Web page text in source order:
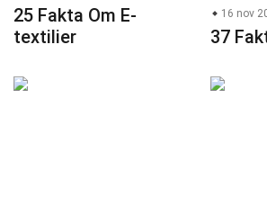
25 Fakta Om E-
textilier
16 nov
37